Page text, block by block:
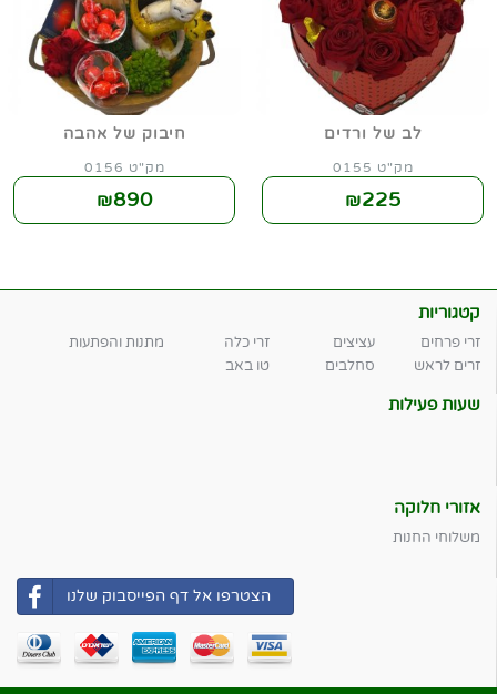
לב של ורדים
מק"ט 0155
₪225
חיבוק של אהבה
מק"ט 0156
₪890
קטגוריות
זרי פרחים עציצים זרי כלה
מתנות והפתעות
זרים לראש
סחלבים טו באב
שעות פעילות
אזורי חלוקה
משלוחי החנות
הצטרפו אל דף הפייסבוק שלנו